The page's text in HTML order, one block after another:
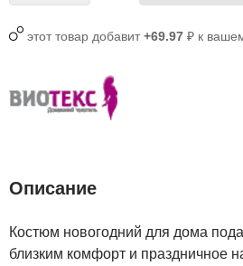
этот товар добавит+69.97 ₽ к
Описание
Костюм новогодний для дома
близким комфорт и праздничное